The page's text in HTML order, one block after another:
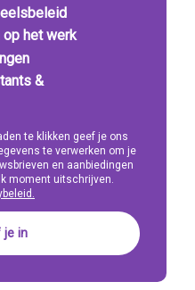
het werk
&
te klikken geef je ons
te verwerken om je
en aanbiedingen
moment uitschrijven.